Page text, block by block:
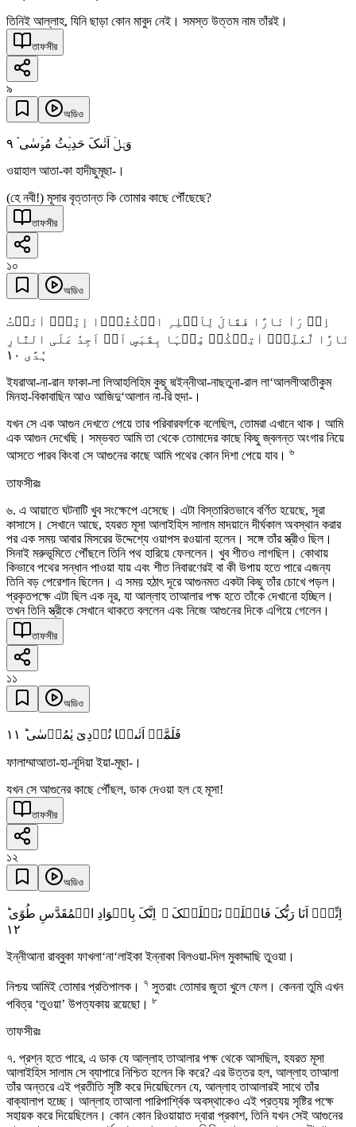
তিনিই আল্লাহ, যিনি ছাড়া কোন মাবুদ নেই। সমস্ত উত্তম নাম তাঁরই।
তাফসীর
৯
অডিও
وَہَلۡ اَتٰىکَ حَدِیۡثُ مُوۡسٰی ۘ ٩
ওয়াহাল আতা-কা হাদীছুমূছা-।
(হে নবী!) মূসার বৃত্তান্ত কি তোমার কাছে পৌঁছেছে?
তাফসীর
১০
অডিও
اِذۡ رَاٰ نَارًا فَقَالَ لِاَہۡلِہِ امۡکُثُوۡۤا اِنِّیۡۤ اٰنَسۡتُ
نَارًا لَّعَلِّیۡۤ اٰتِیۡکُمۡ مِّنۡہَا بِقَبَسٍ اَوۡ اَجِدُ عَلَی النَّارِ
ہُدًی ١۰
ইযরাআ-না-রান ফাকা-লা লিআহলিহিম কুছূ দ্মইন্নীআ-নাছতুনা-রাল লা‘আললীআতীকুম
মিনহা-বিকাবাছিন আও আজিদু‘আলান না-রি হুদা-।
যখন সে এক আগুন দেখতে পেয়ে তার পরিবারবর্গকে বলেছিল, তোমরা এখানে থাক। আমি
এক আগুন দেখেছি। সম্ভবত আমি তা থেকে তোমাদের কাছে কিছু জ্বলন্ত অংগার নিয়ে
আসতে পারব কিংবা সে আগুনের কাছে আমি পথের কোন দিশা পেয়ে যাব। ৬
তাফসীরঃ
৬. এ আয়াতে ঘটনাটি খুব সংক্ষেপে এসেছে। এটা বিস্তারিতভাবে বর্ণিত হয়েছে, সূরা
কাসাসে। সেখানে আছে, হযরত মূসা আলাইহিস সালাম মাদয়ানে দীর্ঘকাল অবস্থান করার
পর এক সময় আবার মিসরের উদ্দেশ্যে ওয়াপস রওয়ানা হলেন। সঙ্গে তাঁর স্ত্রীও ছিল।
সিনাই মরুভূমিতে পৌঁছলে তিনি পথ হারিয়ে ফেললেন। খুব শীতও লাগছিল। কোথায়
কিভাবে পথের সন্ধান পাওয়া যায় এবং শীত নিবারণেরই বা কী উপায় হতে পারে এজন্য
তিনি বড় পেরেশান ছিলেন। এ সময় হঠাৎ দূরে আগুনমত একটা কিছু তাঁর চোখে পড়ল।
প্রকৃতপক্ষে এটা ছিল এক নূর, যা আল্লাহ তাআলার পক্ষ হতে তাঁকে দেখানো হচ্ছিল।
তখন তিনি স্ত্রীকে সেখানে থাকতে বললেন এবং নিজে আগুনের দিকে এগিয়ে গেলেন।
তাফসীর
১১
অডিও
فَلَمَّاۤ اَتٰىہَا نُوۡدِیَ یٰمُوۡسٰی ؕ ١١
ফালাম্মাআতা-হা-নূদিয়া ইয়া-মূছা-।
যখন সে আগুনের কাছে পৌঁছল, ডাক দেওয়া হল হে মূসা!
তাফসীর
১২
অডিও
اِنِّیۡۤ اَنَا رَبُّکَ فَاخۡلَعۡ نَعۡلَیۡکَ ۚ اِنَّکَ بِالۡوَادِ الۡمُقَدَّسِ طُوًی ؕ
١٢
ইন্নীআনা রাব্বুকা ফাখলা‘না‘লাইকা ইন্নাকা বিলওয়া-দিল মুকাদ্দাছি তুওয়া।
নিশ্চয় আমিই তোমার প্রতিপালক। ৭ সুতরাং তোমার জুতা খুলে ফেল। কেননা তুমি এখন
পবিত্র ‘তুওয়া’ উপত্যকায় রয়েছো। ৮
তাফসীরঃ
৭. প্রশ্ন হতে পারে, এ ডাক যে আল্লাহ তাআলার পক্ষ থেকে আসছিল, হযরত মূসা
আলাইহিস সালাম সে ব্যাপারে নিশ্চিত হলেন কি করে? এর উত্তর হল, আল্লাহ তাআলা
তাঁর অন্তরে এই প্রতীতি সৃষ্টি করে দিয়েছিলেন যে, আল্লাহ তাআলারই সাথে তাঁর
বাক্যালাপ হচ্ছে। আল্লাহ তাআলা পারিপার্শ্বিক অবস্থাকেও এই প্রত্যয় সৃষ্টির পক্ষে
সহায়ক করে দিয়েছিলেন। কোন কোন রিওয়ায়াত দ্বারা প্রকাশ, তিনি যখন সেই আগুনের